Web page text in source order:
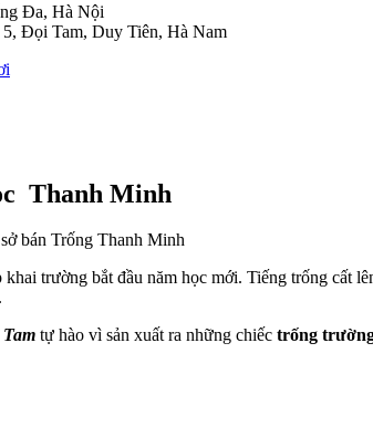
Đa, Hà Nội
Đọi Tam, Duy Tiên, Hà Nam
Thanh Minh
bán Trống Thanh Minh
trường bắt đầu năm học mới. Tiếng trống cất
tự hào vì sản xuất ra những chiếc trống